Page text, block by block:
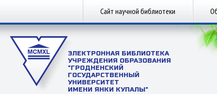
Сайт научной библиотеки
ЭЛЕКТРОННАЯ БИБЛИОТЕКА
УЧРЕЖДЕНИЯ ОБРАЗОВАНИЯ
"ГРОДНЕНСКИЙ
ГОСУДАРСТВЕННЫЙ
УНИВЕРСИТЕТ
ИМЕНИ ЯНКИ КУПАЛЫ"